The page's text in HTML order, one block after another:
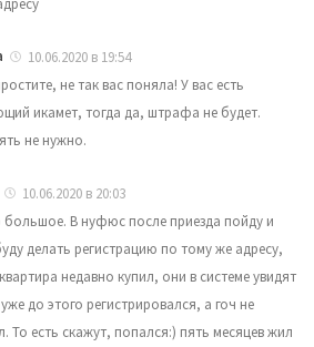
10.06.2020 в 19:54
не так вас поняла! У вас есть
икамет, тогда да, штрафа не будет.
не нужно.
10.06.2020 в 20:03
В нуфюс после приезда пойду и
делать регистрацию по тому же адресу,
недавно купил, они в системе увидят
до этого регистрировался, а гоч не
То есть скажут, попался:) пять месяцев жил